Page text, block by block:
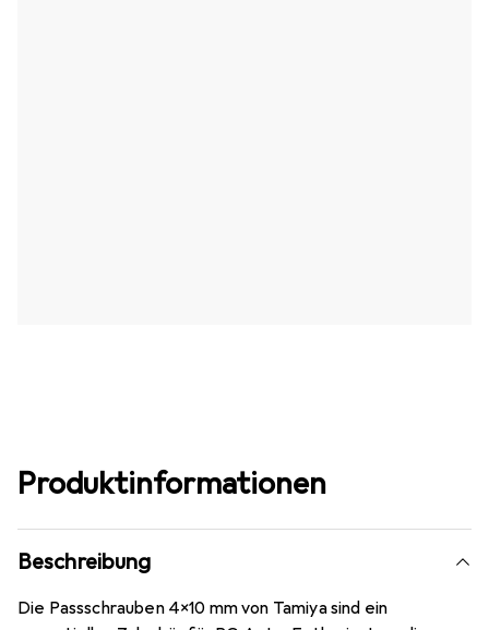
Produktinformationen
Beschreibung
Die Passschrauben 4x10 mm von Tamiya sind ein